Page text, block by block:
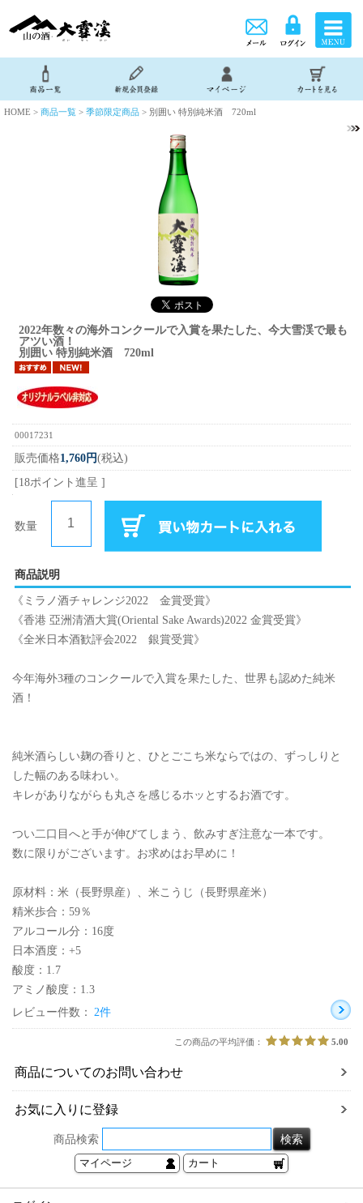
HOME > 商品一覧 > 季節限定商品 > 別囲い 特別純米酒 720ml
2022年数々の海外コンクールで入賞を果たした、今大雪渓で最も
アツい酒！
別囲い 特別純米酒 720ml
00017231
販売価格1,760円(税込)
[18ポイント進呈 ]
数量
商品説明
《ミラノ酒チャレンジ2022 金賞受賞》
《香港 亞洲清酒大賞(Oriental Sake Awards)2022 金賞受賞》
《全米日本酒歓評会2022 銀賞受賞》
今年海外3種のコンクールで入賞を果たした、世界も認めた純米
酒！
純米酒らしい麹の香りと、ひとごこち米ならではの、ずっしりと
した幅のある味わい。
キレがありながらも丸さを感じるホッとするお酒です。
つい二口目へと手が伸びてしまう、飲みすぎ注意な一本です。
数に限りがございます。お求めはお早めに！
原材料：米（長野県産）、米こうじ（長野県産米）
精米歩合：59％
アルコール分：16度
日本酒度：+5
酸度：1.7
アミノ酸度：1.3
レビュー件数： 2件
この商品の平均評価： 5.00
商品についてのお問い合わせ
お気に入りに登録
商品検索
マイページ カート